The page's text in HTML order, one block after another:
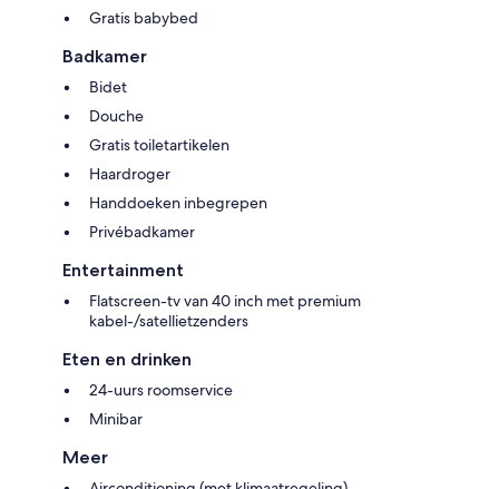
Gratis babybed
Badkamer
Bidet
Douche
Gratis toiletartikelen
Haardroger
Handdoeken inbegrepen
Privébadkamer
Entertainment
Flatscreen-tv van 40 inch met premium
kabel-/satellietzenders
Eten en drinken
24-uurs roomservice
Minibar
Meer